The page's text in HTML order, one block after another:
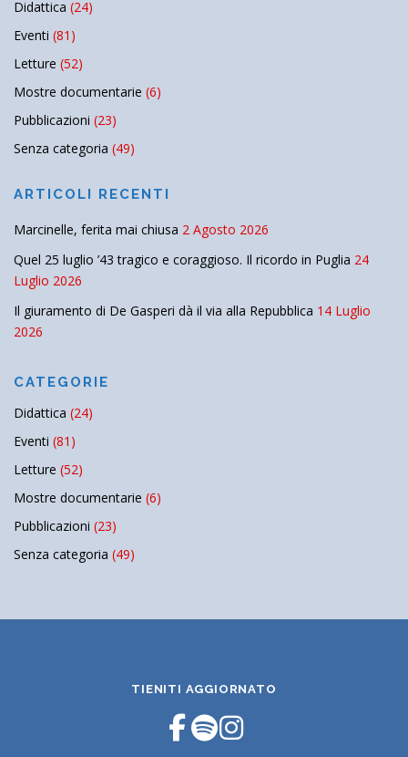
Didattica (24)
Eventi (81)
Letture (52)
Mostre documentarie (6)
Pubblicazioni (23)
Senza categoria (49)
ARTICOLI RECENTI
Marcinelle, ferita mai chiusa 2 Agosto 2026
Quel 25 luglio ’43 tragico e coraggioso. Il ricordo in Puglia 24
Luglio 2026
Il giuramento di De Gasperi dà il via alla Repubblica 14 Luglio
2026
CATEGORIE
Didattica (24)
Eventi (81)
Letture (52)
Mostre documentarie (6)
Pubblicazioni (23)
Senza categoria (49)
TIENITI AGGIORNATO